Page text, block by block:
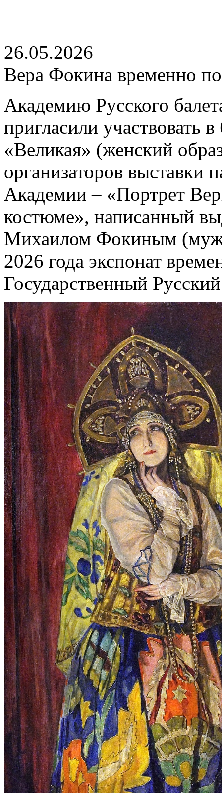
26.05.2026
Вера Фокина временно
Академию Русского
пригласили участвовать
«Великая» (женский
организаторов выставки
Академии – «Портрет
костюме», написанный
Михаилом Фокиным
2026 года экспонат
Государственный